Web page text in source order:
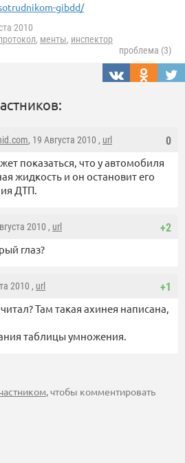
gibdd/
2010
, менты, инспектор
проблема (3)
0
, 19 Августа 2010 , url
показаться, что у автомобиля
жидкость и он остановит его
ДТП.
+2
2010 , url
глаз?
+1
2010 , url
Там такая ахинея написана,
таблицы умножения.
, чтобы комментировать